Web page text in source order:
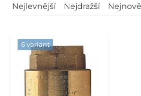
Nejlevnější Nejdražší
6 variant